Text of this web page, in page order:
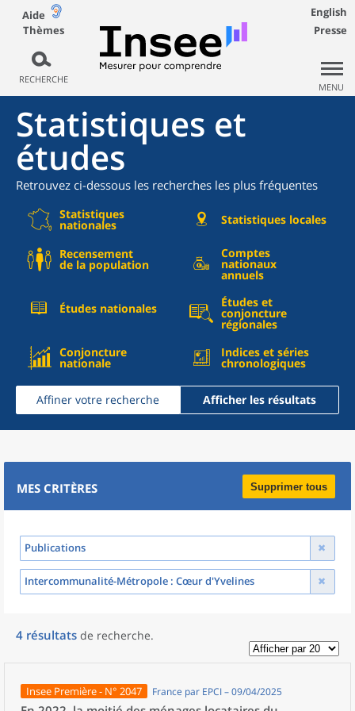
Aide
Thèmes
RECHERCHE
English
Presse
MENU
Statistiques et
études
Retrouvez ci-dessous les recherches les plus fréquentes
Statistiques
nationales Statistiques locales
Recensement
de la population
Comptes
nationaux
annuels
Études nationales Études et
conjoncture
régionales
Conjoncture
nationale
Indices et séries
chronologiques
Affiner votre recherche Afficher les résultats
MES CRITÈRES Supprimer tous
Publications
Intercommunalité-Métropole : Cœur d'Yvelines
4 résultats de recherche.
Insee Première - N° 2047 France par EPCI – 09/04/2025